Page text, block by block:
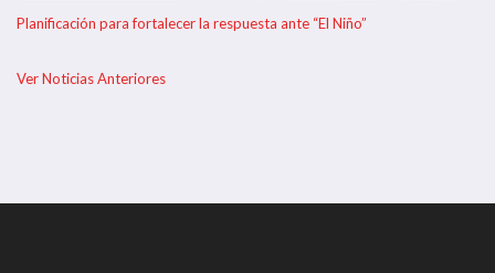
Planificación para fortalecer la respuesta ante “El Niño”
Ver Noticias Anteriores